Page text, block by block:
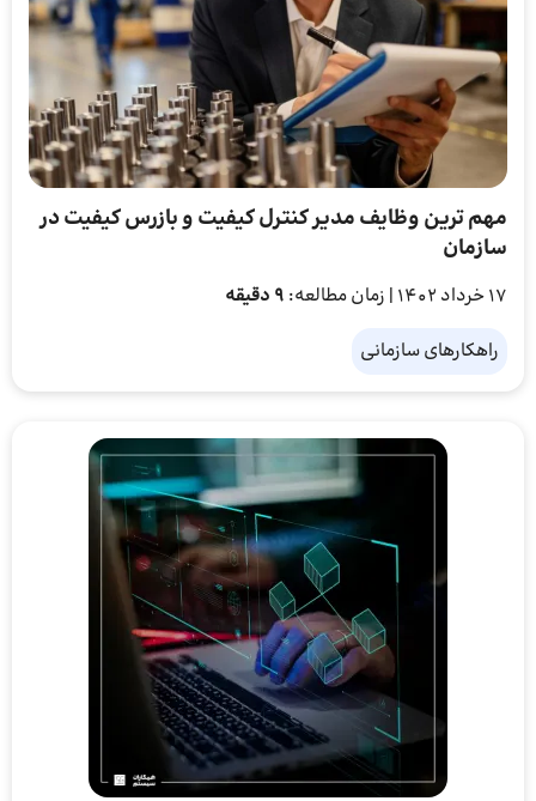
مهم ترین وظایف مدیر کنترل کیفیت و بازرس کیفیت در
سازمان
17 خرداد 1402 | زمان مطالعه: 9 دقیقه
راهکارهای سازمانی